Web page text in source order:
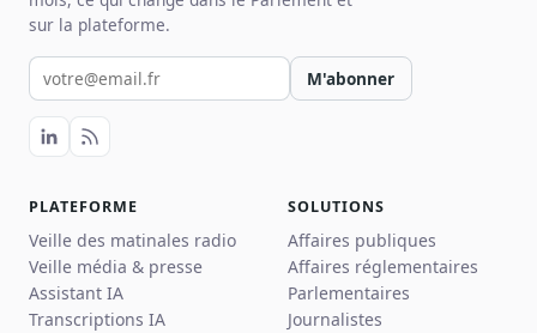
sur la plateforme.
Votre email pour la newsletter
M'abonner
PLATEFORME
Veille des matinales radio
Veille média & presse
Assistant IA
Transcriptions IA
SOLUTIONS
Affaires publiques
Affaires réglementaires
Parlementaires
Journalistes